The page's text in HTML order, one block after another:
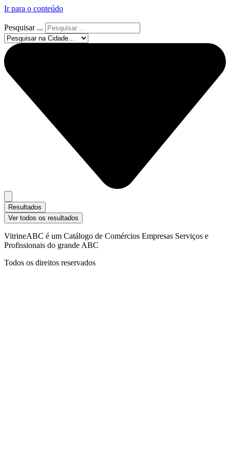
Ir para o conteúdo
Pesquisar ...
Resultados
Ver todos os resultados
VitrineABC é um Catálogo de Comércios Empresas Serviços e
Profissionais do grande ABC
Todos os direitos reservados